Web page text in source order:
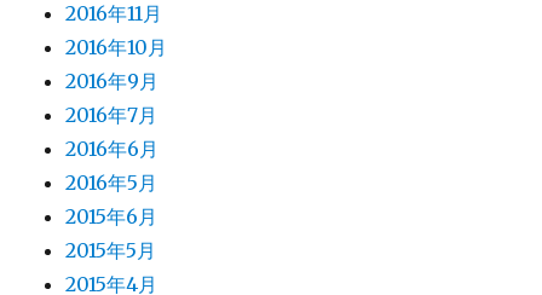
2016年11月
2016年10月
2016年9月
2016年7月
2016年6月
2016年5月
2015年6月
2015年5月
2015年4月